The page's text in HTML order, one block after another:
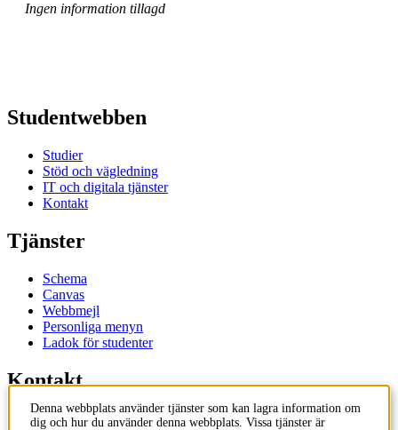
Ingen information tillagd
Studentwebben
Studier
Stöd och vägledning
IT och digitala tjänster
Kontakt
Tjänster
Schema
Canvas
Webbmejl
Personliga menyn
Ladok för studenter
Kontakt
Kontakta utbildningsprogram
Denna webbplats använder tjänster som kan lagra information om
dig och hur du använder denna webbplats. Vissa tjänster är